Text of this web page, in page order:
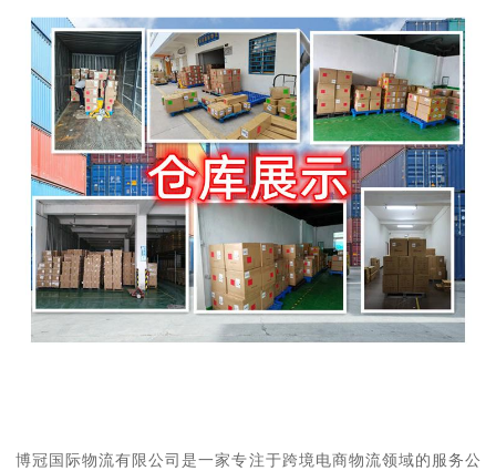
博冠国际物流有限公司是一家专注于跨境电商物流领域的服务公